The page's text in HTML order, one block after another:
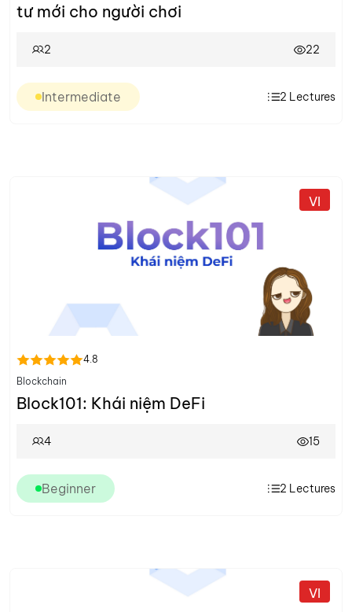
tư mới cho người chơi
2 22
Intermediate 2 Lectures
4.8
Blockchain
Block101: Khái niệm DeFi
4 15
Beginner 2 Lectures
VI
VI